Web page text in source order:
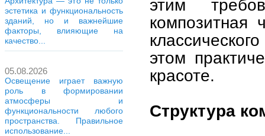
эстетика и функциональность
зданий, но и важнейшие
факторы, влияющие на
качество...
05.08.2026
Освещение играет важную
роль в формировании
атмосферы и
функциональности любого
пространства. Правильное
использование...
этим
композитная
этом
красоте.
Структура